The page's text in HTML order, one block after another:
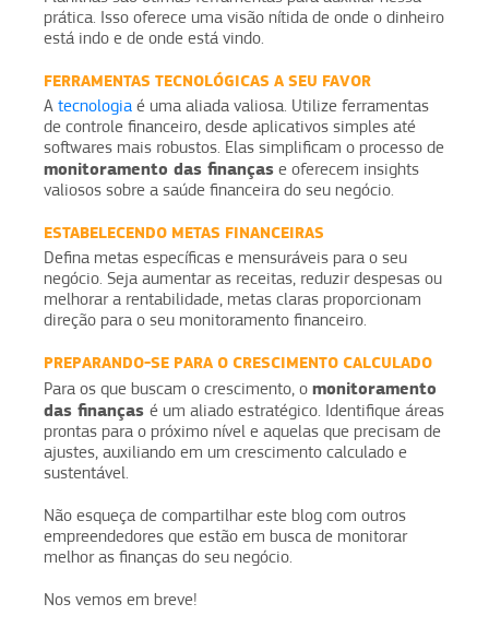
prática. Isso oferece uma visão nítida de onde o dinheiro
está indo e de onde está vindo.
FERRAMENTAS TECNOLÓGICAS A SEU FAVOR
A tecnologia é uma aliada valiosa. Utilize ferramentas
de controle financeiro, desde aplicativos simples até
softwares mais robustos. Elas simplificam o processo de
monitoramento das finanças e oferecem insights
valiosos sobre a saúde financeira do seu negócio.
ESTABELECENDO METAS FINANCEIRAS
Defina metas específicas e mensuráveis para o seu
negócio. Seja aumentar as receitas, reduzir despesas ou
melhorar a rentabilidade, metas claras proporcionam
direção para o seu monitoramento financeiro.
PREPARANDO-SE PARA O CRESCIMENTO CALCULADO
Para os que buscam o crescimento, o monitoramento
das finanças é um aliado estratégico. Identifique áreas
prontas para o próximo nível e aquelas que precisam de
ajustes, auxiliando em um crescimento calculado e
sustentável.
Não esqueça de compartilhar este blog com outros
empreendedores que estão em busca de monitorar
melhor as finanças do seu negócio.
Nos vemos em breve!